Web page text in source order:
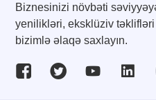
Biznesinizi növbəti
yenilikləri, eksklüziv təklifləri
bizimlə əlaqə saxlayın.